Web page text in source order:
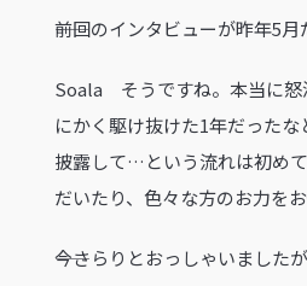
――前回のインタビューが昨年5
Soala そうですね。本当に怒
にかく駆け抜けた1年だった
披露して…という流れは初め
だいたり、色々な方のお力を
――今さらりとおっしゃいました